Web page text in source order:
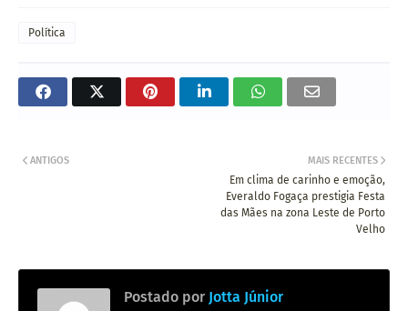
Política
MAIS RECENTES
Em clima de carinho e emoção,
Everaldo Fogaça prestigia Festa
das Mães na zona Leste de Porto
Velho
ANTIGOS
Postado por Jotta Júnior